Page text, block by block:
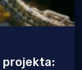
projekta: